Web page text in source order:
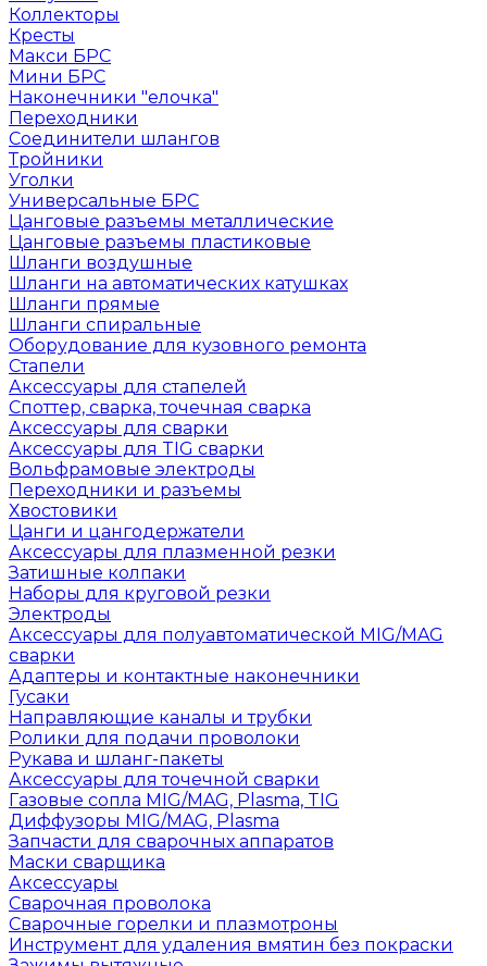
Коллекторы
Кресты
Макси БРС
Мини БРС
Наконечники "елочка"
Переходники
Соединители шлангов
Тройники
Уголки
Универсальные БРС
Цанговые разъемы металлические
Цанговые разъемы пластиковые
Шланги воздушные
Шланги на автоматических катушках
Шланги прямые
Шланги спиральные
Оборудование для кузовного ремонта
Стапели
Аксессуары для стапелей
Споттер, сварка, точечная сварка
Аксессуары для сварки
Аксессуары для TIG сварки
Вольфрамовые электроды
Переходники и разъемы
Хвостовики
Цанги и цангодержатели
Аксессуары для плазменной резки
Затишные колпаки
Наборы для круговой резки
Электроды
Аксессуары для полуавтоматической MIG/MAG
сварки
Адаптеры и контактные наконечники
Гусаки
Направляющие каналы и трубки
Ролики для подачи проволоки
Рукава и шланг-пакеты
Аксессуары для точечной сварки
Газовые сопла MIG/MAG, Plasma, TIG
Диффузоры MIG/MAG, Plasma
Запчасти для сварочных аппаратов
Маски сварщика
Аксессуары
Сварочная проволока
Сварочные горелки и плазмотроны
Инструмент для удаления вмятин без покраски